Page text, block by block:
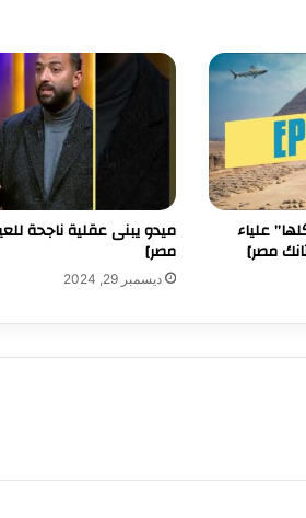
علياء
مصر]
ميدو يبنى عقلية ناجحة
مصر]
ديسمبر 29, 2024